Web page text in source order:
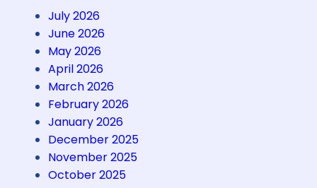
a
P
B
i
r
u
L
a
u
t
k
July 2026
June 2026
May 2026
April 2026
March 2026
February 2026
January 2026
December 2025
November 2025
October 2025